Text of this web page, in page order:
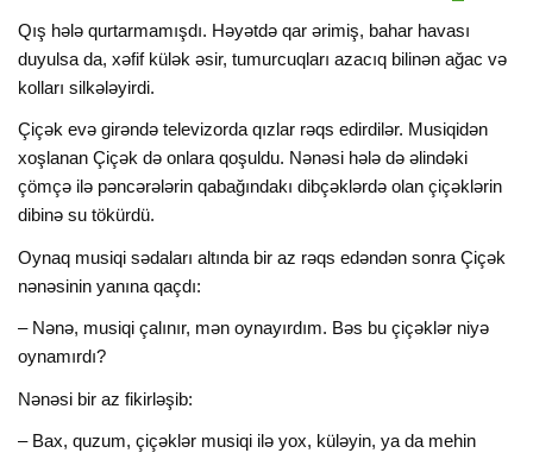
Qış hələ qurtarmamışdı. Həyətdə qar ərimiş, bahar havası
duyulsa da, xəfif külək əsir, tumurcuqları azacıq bilinən ağac və
kolları silkələyirdi.
Çiçək evə girəndə televizorda qızlar rəqs edirdilər. Musiqidən
xoşlanan Çiçək də onlara qoşuldu. Nənəsi hələ də əlindəki
çömçə ilə pəncərələrin qabağındakı dibçəklərdə olan çiçəklərin
dibinə su tökürdü.
Oynaq musiqi sədaları altında bir az rəqs edəndən sonra Çiçək
nənəsinin yanına qaçdı:
– Nənə, musiqi çalınır, mən oynayırdım. Bəs bu çiçəklər niyə
oynamırdı?
Nənəsi bir az fikirləşib:
– Bax, quzum, çiçəklər musiqi ilə yox, küləyin, ya da mehin